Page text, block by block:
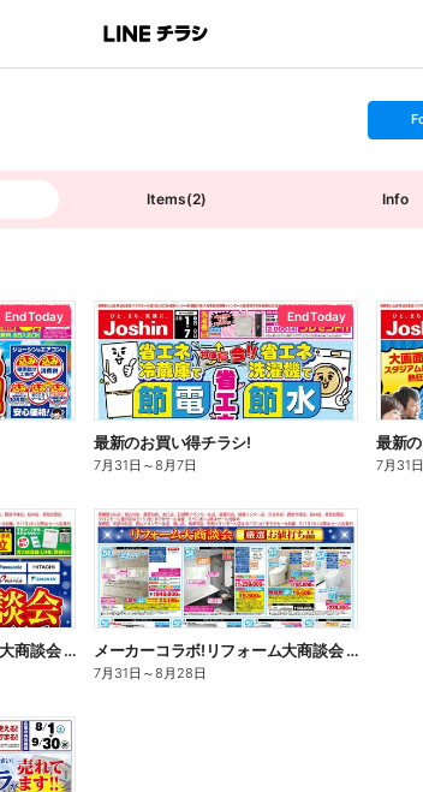
s
t
o
Items(2) Info
End Today End Today
最新のお買い得チラシ!
7月31日 ～8月7日
最新の
7月31日
メーカーコラボ!リフォーム大商談会 オモテ メーカーコラボ!リフォーム大商談会 ウラ
7月31日 ～8月28日